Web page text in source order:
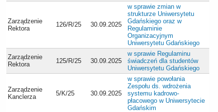
Zarządzenie
Rektora
126/R/25 30.09.2025
w sprawie zmian w
strukturze Uniwersytetu
Gdańskiego oraz w
Regulaminie
Organizacyjnym
Uniwersytetu Gdańskiego
Zarządzenie
Rektora
125/R/25 30.09.2025
w sprawie Regulaminu
świadczeń dla studentów
Uniwersytetu Gdańskiego
Zarządzenie
Kanclerza
5/K/25 30.09.2025
w sprawie powołania
Zespołu ds. wdrożenia
systemu kadrowo-
płacowego w Uniwersytecie
Gdańskim